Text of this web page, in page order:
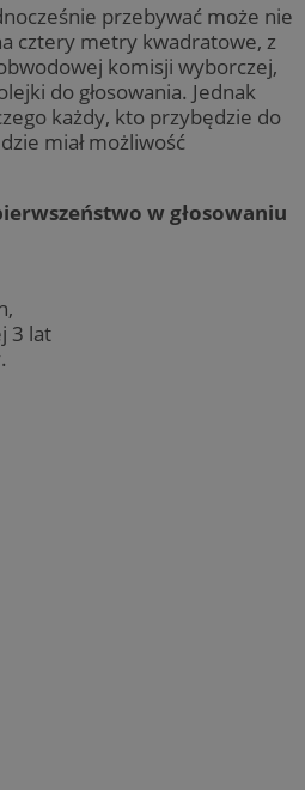
przebywać może nie
cztery metry kwadratowe, z
komisji wyborczej,
do głosowania. Jednak
każdy, kto przybędzie do
miał możliwość
w głosowaniu
3 lat